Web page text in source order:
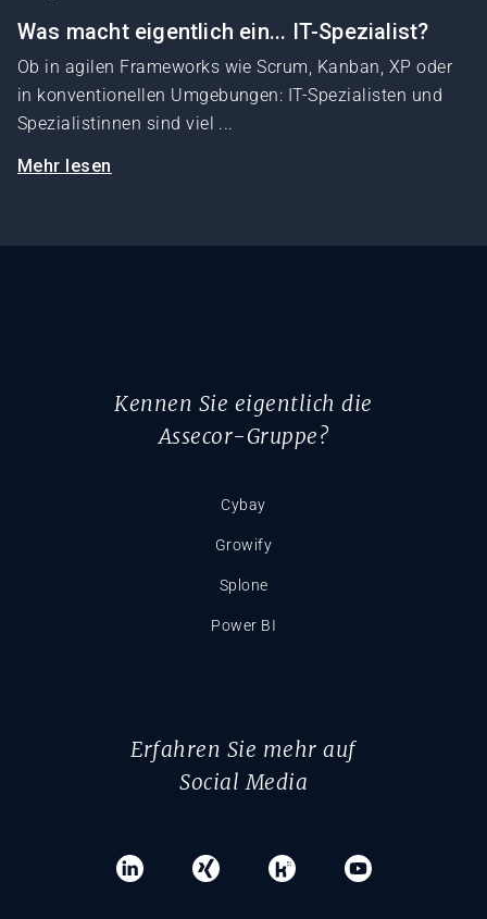
Was macht eigentlich ein... IT-Spezialist?
Ob in agilen Frameworks wie Scrum, Kanban, XP oder
in konventionellen Umgebungen: IT-Spezialisten und
Spezialistinnen sind viel ...
Mehr lesen
Kennen Sie eigentlich die
Assecor-Gruppe?
Cybay
Growify
Splone
Power BI
Erfahren Sie mehr auf
Social Media